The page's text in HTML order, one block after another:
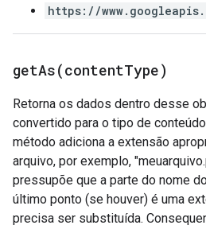
https://
getAs(contentType)
Retorna os dados dentro desse
convertido para o tipo de
método adiciona a extensão
arquivo, por exemplo,
pressupõe que a parte do nome
último ponto (se houver) é uma
precisa ser substituída.